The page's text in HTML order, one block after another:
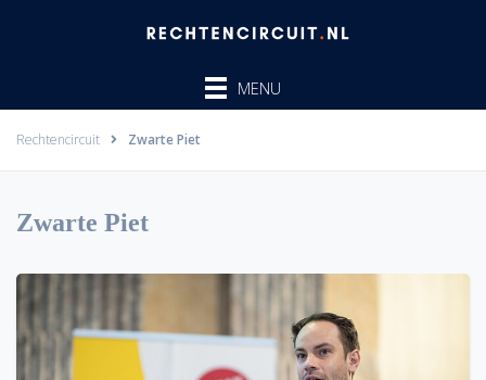
MENU
Rechtencircuit Zwarte Piet
Zwarte Piet